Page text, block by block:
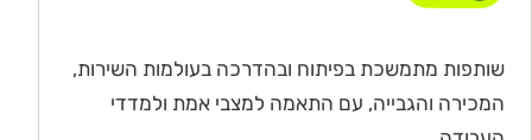
שותפות מתמשכת בפיתוח ובהדרכה בעולמות השירות,
המכירה והגבייה, עם התאמה למצבי אמת ולמדדי